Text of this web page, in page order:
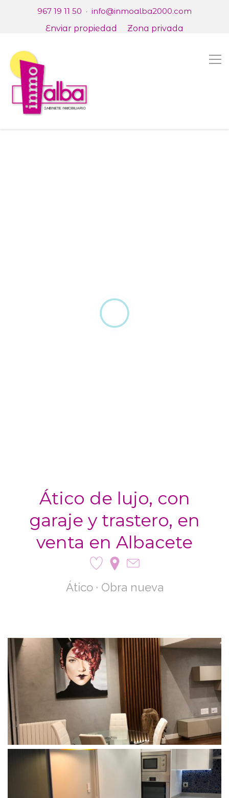
967 19 11 50 · info@inmoalba2000.com
Enviar propiedad
Zona privada
Ático de lujo, con
garaje y trastero, en
venta en Albacete
Ático · Obra nueva